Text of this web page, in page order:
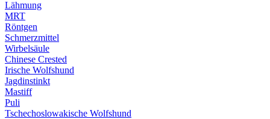
Lähmung
MRT
Röntgen
Schmerzmittel
Wirbelsäule
Chinese Crested
Irische Wolfshund
Jagdinstinkt
Mastiff
Puli
Tschechoslowakische Wolfshund